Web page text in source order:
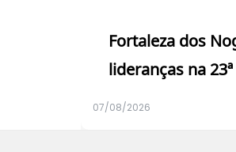
Fortaleza dos
lideranças na
07/08/2026